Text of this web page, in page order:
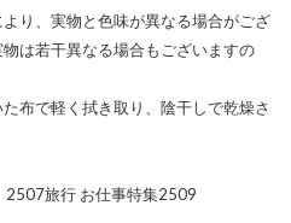
り、実物と色味が異なる場合がござ
は若干異なる場合もございますの
布で軽く拭き取り、陰干しで乾燥さ
旅行 お仕事特集2509